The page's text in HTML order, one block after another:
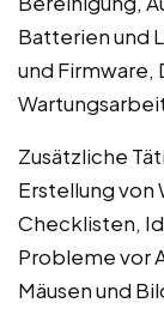
Batterien und
und
Zusätzliche
Erstellung von
Checklisten,
Probleme vor
Mäusen und